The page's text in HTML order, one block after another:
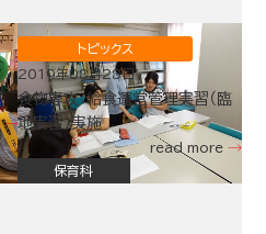
トピックス
2019年08月28日
食物専攻：給食運営管理実習（臨
地実習）実施
read more
保育科